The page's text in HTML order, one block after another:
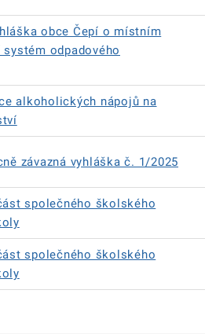
obce Čepí o místním
odpadového
alkoholických nápojů na
závazná vyhláška č. 1/2025
společného školského
společného školského